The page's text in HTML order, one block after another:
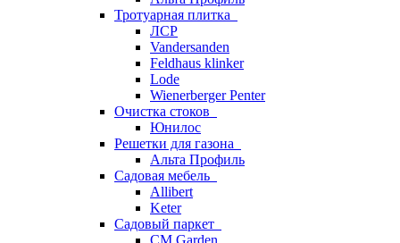
Тротуарная плитка
ЛСР
Vandersanden
Feldhaus klinker
Lode
Wienerberger Penter
Очистка стоков
Юнилос
Решетки для газона
Альта Профиль
Садовая мебель
Allibert
Keter
Садовый паркет
CM Garden